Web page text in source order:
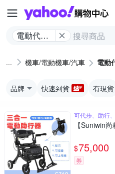
電動代步
椅 機車/電動機車/汽車 電動
品牌 快速到貨 有現貨
可代步、助行
【Suniwin
$75,000
券